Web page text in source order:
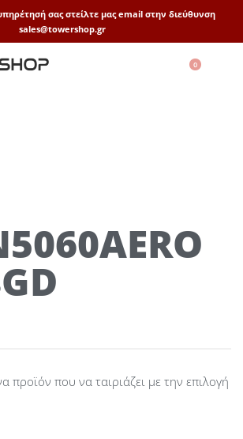
σας στείλτε μας email στην διεύθυνση
sales@towershop.gr
0
προϊόν που να ταιριάζει με την επιλογή